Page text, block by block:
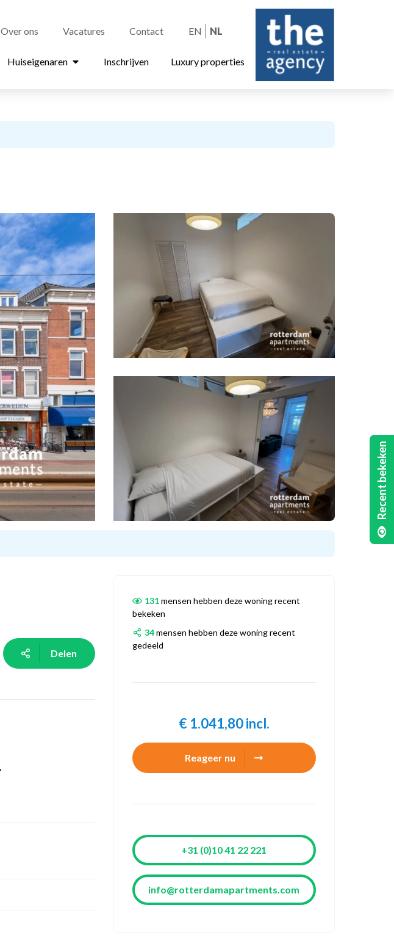
Over ons Vacatures Contact EN NL
Huiseigenaren Inschrijven Luxury properties
Delen
131mensen hebben deze woning recent
bekeken
34mensen hebben deze woning recent
gedeeld
€ 1.041,80 incl.
Reageer nu
+31 (0)10 41 22 221
info@rotterdamapartments.com
Recent bekeken